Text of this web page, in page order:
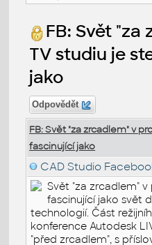
FB: Svět
TV studiu je
jako
Odpovědět
FB: Svět "za zrcadlem" v
fascinující jako
CAD Studio
Svět "za zrcadlem"
fascinující jako svět
technologií. Část
konference Autodesk
"před zrcadlem", s